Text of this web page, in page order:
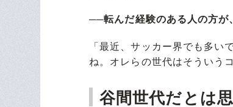
──転んだ経験のある人の方が
「最近、サッカー界でも多
ね。オレらの世代はそういう
谷間世代だとは